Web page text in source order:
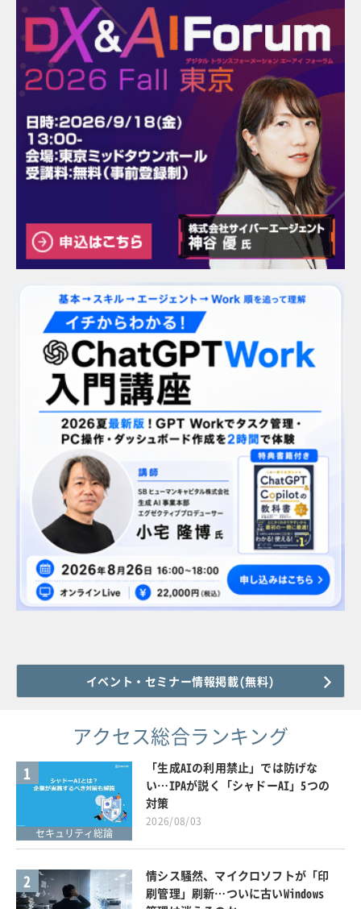
イベント・セミナー情報掲載(無料)
アクセス総合ランキング
1
セキュリティ総論
「生成AIの利用禁止」では防げな
い…IPAが説く「シャドーAI」5つの
対策
2026/08/03
2
情シス騒然、マイクロソフトが「印
刷管理」刷新…ついに古いWindows